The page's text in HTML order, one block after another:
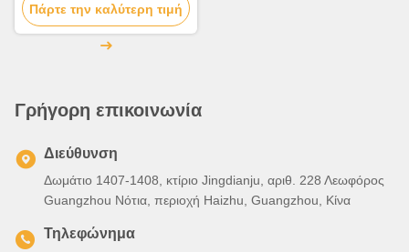
διακόσμηση τοίχων /
οροφών
Πάρτε την καλύτερη τιμή
Γρήγορη επικοινωνία
Διεύθυνση
Δωμάτιο 1407-1408, κτίριο Jingdianju, αριθ. 228 Λεωφόρος
Guangzhou Νότια, περιοχή Haizhu, Guangzhou, Κίνα
Τηλεφώνημα